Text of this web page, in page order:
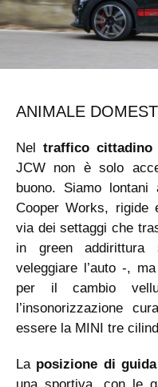
ANIMALE
Neltraffico cittadino
JCW non è solo
buono. Siamo
Cooper Works, rigide
via dei settaggi che
in green
veleggiare l’auto -,
per il cambio
l’insonorizzazione
essere la MINI tre
La posizione di guida